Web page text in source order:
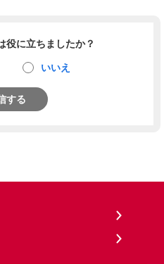
役に立ちましたか？
いいえ
する